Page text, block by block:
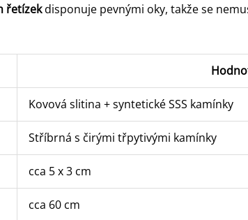
řetízekdisponuje pevnými oky, takže se
Kovová slitina + syntetické SSS kamínky
Stříbrná s čirými třpytivými kamínky
cca 5 x 3 cm
cca 60 cm